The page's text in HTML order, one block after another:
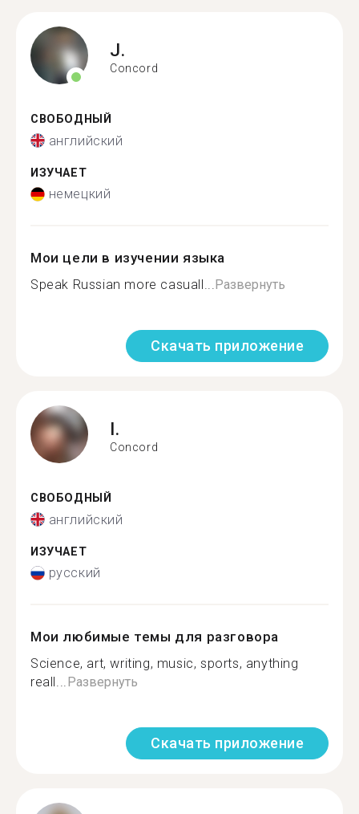
J.
Concord
СВОБОДНЫЙ
английский
ИЗУЧАЕТ
немецкий
Мои цели в изучении языка
Speak Russian more casuall...Развернуть
Скачать приложение
I.
Concord
СВОБОДНЫЙ
английский
ИЗУЧАЕТ
русский
Мои любимые темы для разговора
Science, art, writing, music, sports, anything
reall...Развернуть
Скачать приложение